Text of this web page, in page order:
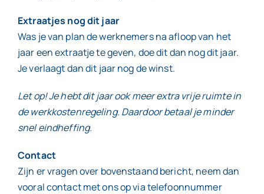
Extraatjes nog dit jaar
Was je van plan de werknemers na afloop van het
jaar een extraatje te geven, doe dit dan nog dit jaar.
Je verlaagt dan dit jaar nog de winst.
Let op! Je hebt dit jaar ook meer extra vrije ruimte in
de werkkostenregeling. Daardoor betaal je minder
snel eindheffing.
Contact
Zijn er vragen over bovenstaand bericht, neem dan
vooral contact met ons op via telefoonnummer